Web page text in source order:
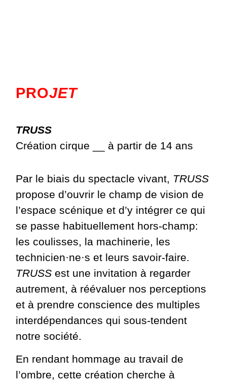
PROJET
TRUSS
Création cirque __ à partir de 14 ans
Par le biais du spectacle vivant, TRUSS
propose d’ouvrir le champ de vision de
l’espace scénique et d’y intégrer ce qui
se passe habituellement hors-champ:
les coulisses, la machinerie, les
technicien·ne·s et leurs savoir-faire.
TRUSS est une invitation à regarder
autrement, à réévaluer nos perceptions
et à prendre conscience des multiples
interdépendances qui sous-tendent
notre société.
En rendant hommage au travail de
l’ombre, cette création cherche à